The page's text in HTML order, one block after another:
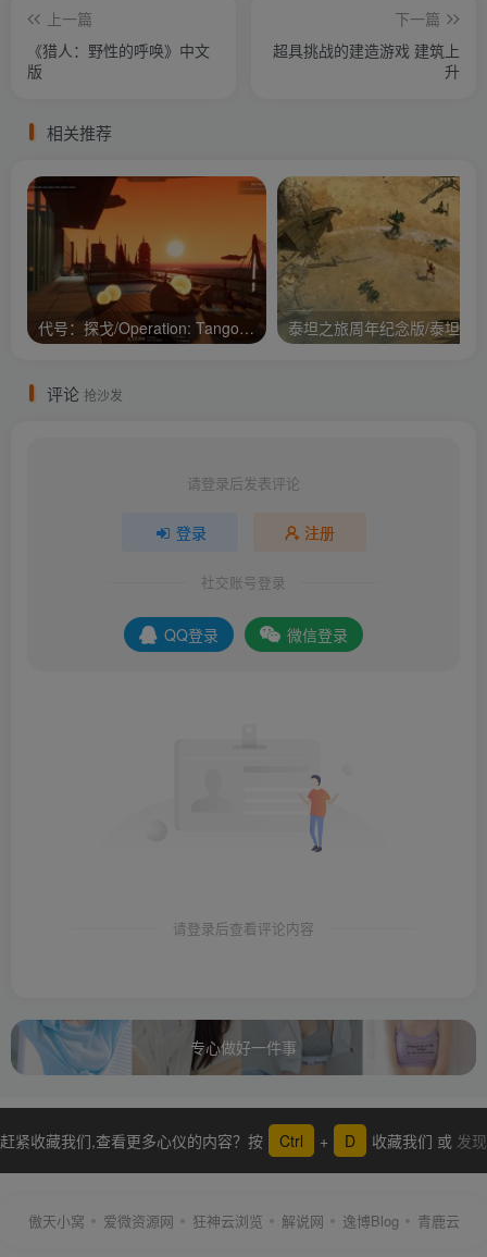
上一篇
《猎人：野性的呼唤》中文
版
下一篇
超具挑战的建造游戏 建筑上
升
相关推荐
代号：探戈/Operation: Tango/支持网络联机
评论 抢沙发
请登录后发表评论
登录 注册
社交账号登录
QQ登录 微信登录
请登录后查看评论内容
专心做好一件事
赶紧收藏我们,查看更多心仪的内容？按 Ctrl + D 收藏我们 或 发现
傲天小窝 爱微资源网 狂神云浏览 解说网 逸博Blog 青鹿云